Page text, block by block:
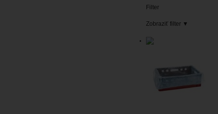
Filter
Zobraziť filter ▼